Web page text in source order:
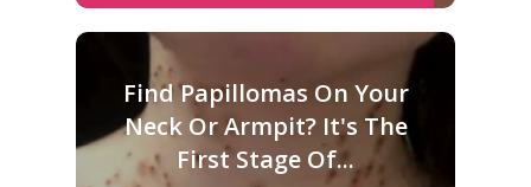
Find Papillomas On Your
Neck Or Armpit? It's The
First Stage Of...